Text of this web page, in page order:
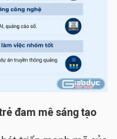
đam mê sáng tạo